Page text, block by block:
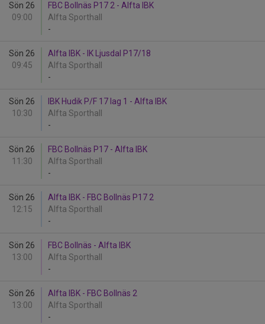
Sön 26
09:00
FBC Bollnäs P17 2 - Alfta IBK
Alfta Sporthall
-
Sön 26
09:45
Alfta IBK - IK Ljusdal P17/18
Alfta Sporthall
-
Sön 26
10:30
IBK Hudik P/F 17 lag 1 - Alfta IBK
Alfta Sporthall
-
Sön 26
11:30
FBC Bollnäs P17 - Alfta IBK
Alfta Sporthall
-
Sön 26
12:15
Alfta IBK - FBC Bollnäs P17 2
Alfta Sporthall
-
Sön 26
13:00
FBC Bollnäs - Alfta IBK
Alfta Sporthall
-
Sön 26
13:00
Alfta IBK - FBC Bollnäs 2
Alfta Sporthall
-